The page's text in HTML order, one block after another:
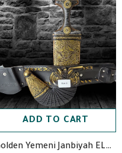
ADD TO CART
Golden Yemeni Janbiyah ELA18- جنبية ذهبيه مع جلد